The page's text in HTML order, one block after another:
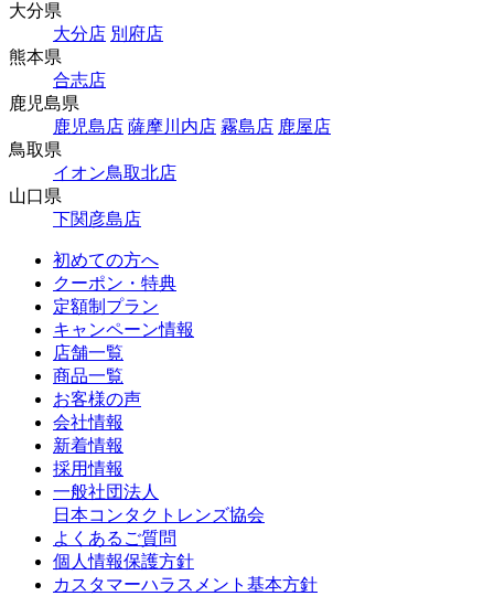
大分県
大分店 別府店
熊本県
合志店
鹿児島県
鹿児島店 薩摩川内店 霧島店 鹿屋店
鳥取県
イオン鳥取北店
山口県
下関彦島店
初めての方へ
クーポン・特典
定額制プラン
キャンペーン情報
店舗一覧
商品一覧
お客様の声
会社情報
新着情報
採用情報
一般社団法人
日本コンタクトレンズ協会
よくあるご質問
個人情報保護方針
カスタマーハラスメント基本方針